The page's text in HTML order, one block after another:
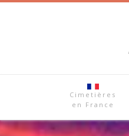
Cimetières
en France